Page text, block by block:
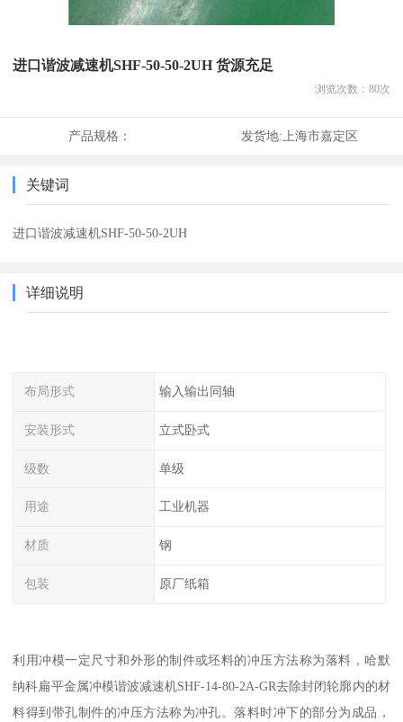
进口谐波减速机SHF-50-50-2UH 货源充足
浏览次数： 80次
产品规格： 发货地: 上海市嘉定区
关键词
进口谐波减速机SHF-50-50-2UH
详细说明
布局形式 输入输出同轴
安装形式 立式卧式
级数 单级
用途 工业机器
材质 钢
包装 原厂纸箱
利用冲模一定尺寸和外形的制件或坯料的冲压方法称为落料，哈默
纳科扁平金属冲模谐波减速机SHF-14-80-2A-GR去除封闭轮廓内的材
料得到带孔制件的冲压方法称为冲孔。落料时冲下的部分为成品，